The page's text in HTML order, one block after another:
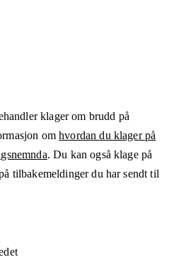
klager om brudd på
omhvordan du klager på
. Du kan også klage på
tilbakemeldinger du har sendt til